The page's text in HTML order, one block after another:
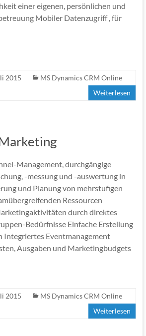
einer eigenen, persönlichen und
Mobiler Datenzugriff , für
2015
MS Dynamics CRM Online
Weiterlesen
Management, durchgängige
-messung und -auswertung in
und Planung von mehrstufigen
Ressourcen
durch direktes
Bedürfnisse Einfache Erstellung
Eventmanagement
Ausgaben und Marketingbudgets
2015
MS Dynamics CRM Online
Weiterlesen